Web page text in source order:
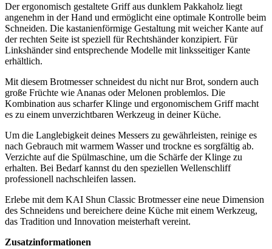
Der ergonomisch gestaltete Griff aus dunklem Pakkaholz liegt
angenehm in der Hand und ermöglicht eine optimale Kontrolle beim
Schneiden. Die kastanienförmige Gestaltung mit weicher Kante auf
der rechten Seite ist speziell für Rechtshänder konzipiert. Für
Linkshänder sind entsprechende Modelle mit linksseitiger Kante
erhältlich.
Mit diesem Brotmesser schneidest du nicht nur Brot, sondern auch
große Früchte wie Ananas oder Melonen problemlos. Die
Kombination aus scharfer Klinge und ergonomischem Griff macht
es zu einem unverzichtbaren Werkzeug in deiner Küche.
Um die Langlebigkeit deines Messers zu gewährleisten, reinige es
nach Gebrauch mit warmem Wasser und trockne es sorgfältig ab.
Verzichte auf die Spülmaschine, um die Schärfe der Klinge zu
erhalten. Bei Bedarf kannst du den speziellen Wellenschliff
professionell nachschleifen lassen.
Erlebe mit dem KAI Shun Classic Brotmesser eine neue Dimension
des Schneidens und bereichere deine Küche mit einem Werkzeug,
das Tradition und Innovation meisterhaft vereint.
Zusatzinformationen